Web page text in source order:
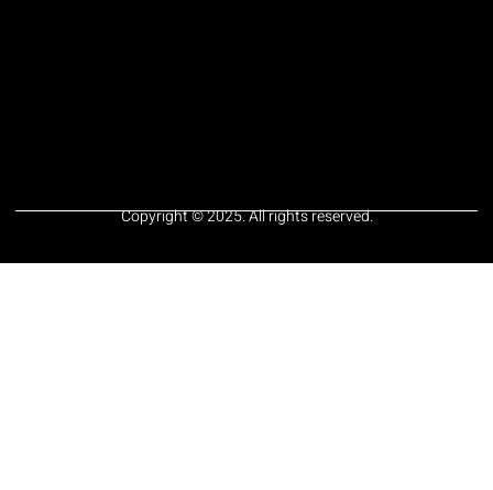
Copyright © 2025. All rights reserved.